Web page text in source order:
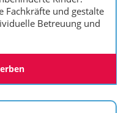
Fachkräfte und gestalte
Betreuung und